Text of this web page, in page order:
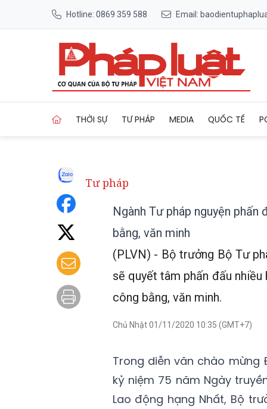
Hotline: 0869 359 588 Email:
THỜI SỰ TƯ PHÁP MEDIA QUỐC TẾ
Tư pháp
Ngành Tư pháp nguyện
bằng, văn minh
(PLVN) - Bộ trưởng Bộ Tư
sẽ quyết tâm phấn đấu
công bằng, văn minh.
Chủ Nhật 01/11/2020 10:35 (GMT+7)
Trong diễn văn chào mừng
kỷ niệm 75 năm Ngày
Lao động hạng Nhất, Bộ